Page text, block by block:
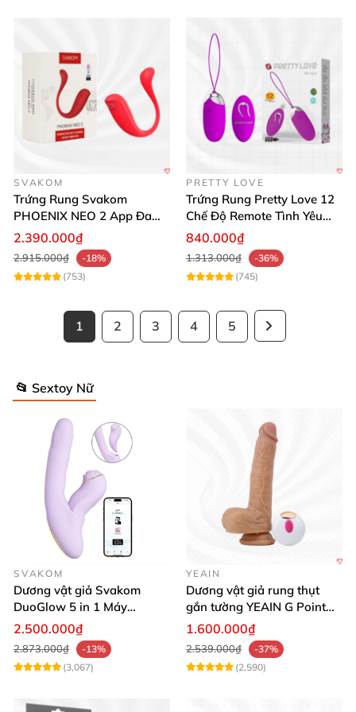
SVAKOM
Trứng Rung Svakom
PHOENIX NEO 2 App Đa
Chức Năng Hấp Dẫn
2.390.000₫
2.915.000₫
-18%
(753)
PRETTY LOVE
Trứng Rung Pretty Love 12
Chế Độ Remote Tình Yêu
Kích Thích
840.000₫
1.313.000₫
-36%
(745)
1 2 3 4 5
📂 Sextoy Nữ
SVAKOM
Dương vật giả Svakom
DuoGlow 5 in 1 Máy
Massage Điểm G & Âm Vật
Điều Khiển App
2.500.000₫
2.873.000₫
-13%
(3,067)
YEAIN
Dương vật giả rung thụt
gắn tường YEAIN G Point
siêu thực điều khiển từ xa
1.600.000₫
2.539.000₫
-37%
(2,590)